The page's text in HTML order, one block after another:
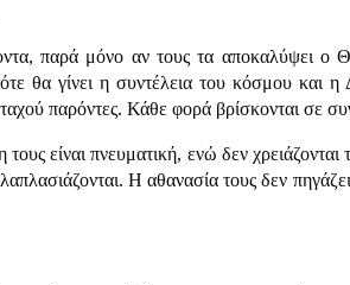
παρά μόνο αν τους τα αποκαλύψει ο
θα γίνει η συντέλεια του κόσμου και
παρόντες. Κάθε φορά βρίσκονται σε
είναι πνευματική, ενώ δεν
Η αθανασία τους δεν